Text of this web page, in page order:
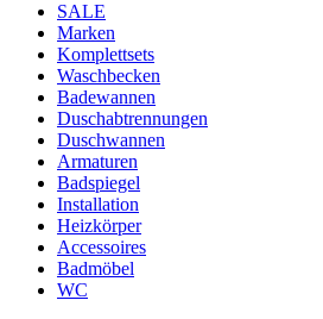
SALE
Marken
Komplettsets
Waschbecken
Badewannen
Duschabtrennungen
Duschwannen
Armaturen
Badspiegel
Installation
Heizkörper
Accessoires
Badmöbel
WC